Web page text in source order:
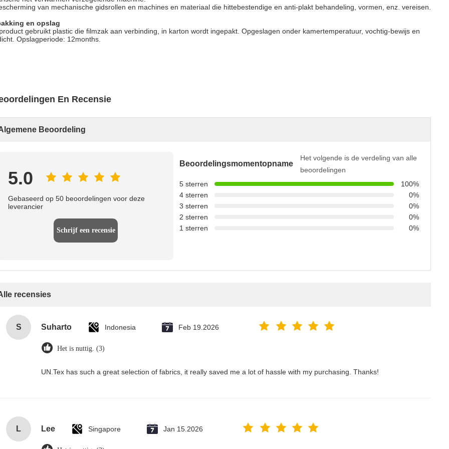
van mechanische gidsrollen en machines en materiaal die hittebestendige en anti-plakt behandeling, vormen, enz. vereisen.
en opslag
gebruikt plastic die filmzak aan verbinding, in karton wordt ingepakt. Opgeslagen onder kamertemperatuur, vochtig-bewijs en
Opslagperiode: 12months.
En Recensie
Beoordeling
5.0
Gebaseerd op 50 beoordelingen voor deze
leverancier
Schrijf een recensie
Beoordelingsmomentopname
Het volgende is de verdeling van alle
beoordelingen
5 sterren
100%
4 sterren
0%
3 sterren
0%
2 sterren
0%
1 sterren
0%
recensies
S Suharto Indonesia Feb 19.2026
Het is nuttig. (3)
UN.Tex has such a great selection of fabrics, it really saved me a lot of hassle with my purchasing. Thanks!
L Lee Singapore Jan 15.2026